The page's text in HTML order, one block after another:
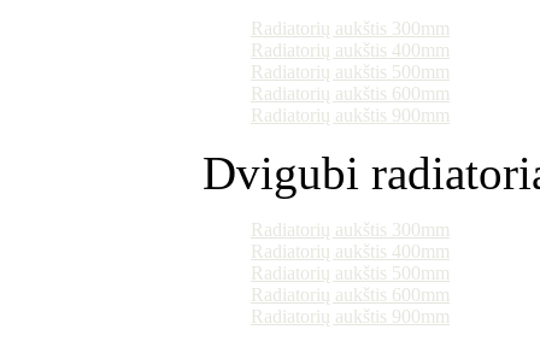
Radiatorių aukštis 300mm
Radiatorių aukštis 400mm
Radiatorių aukštis 500mm
Radiatorių aukštis 600mm
Radiatorių aukštis 900mm
Dvigubi
Radiatorių aukštis 300mm
Radiatorių aukštis 400mm
Radiatorių aukštis 500mm
Radiatorių aukštis 600mm
Radiatorių aukštis 900mm